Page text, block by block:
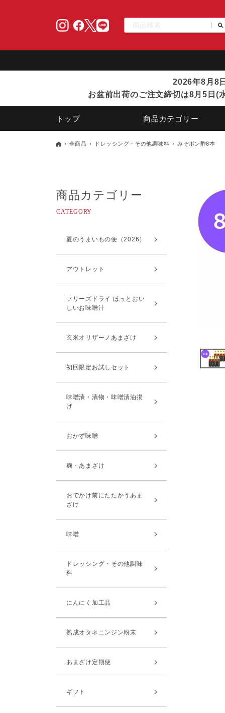
2026年8月8
お盆前出荷のご注文締切は8月5日(
トップ 商品カテゴリー
全商品 ドレッシング・その他調味料 みそポン酢8本
商品カテゴリー
夏のうまいもの便（2026）
アウトレット
フリーズドライ ほっとおい
しいお味噌汁
玄米オリザーノあまざけ
初回限定お試しセット
味噌漬・漬物・味噌漬油揚
げ
おかず味噌
麹・あまざけ
おでかけ前にたたかうあま
ざけ
味噌
ドレッシング・その他調味
料
にんにく加工品
熟成オタネニンジン粉末
あまざけ定期便
ギフト